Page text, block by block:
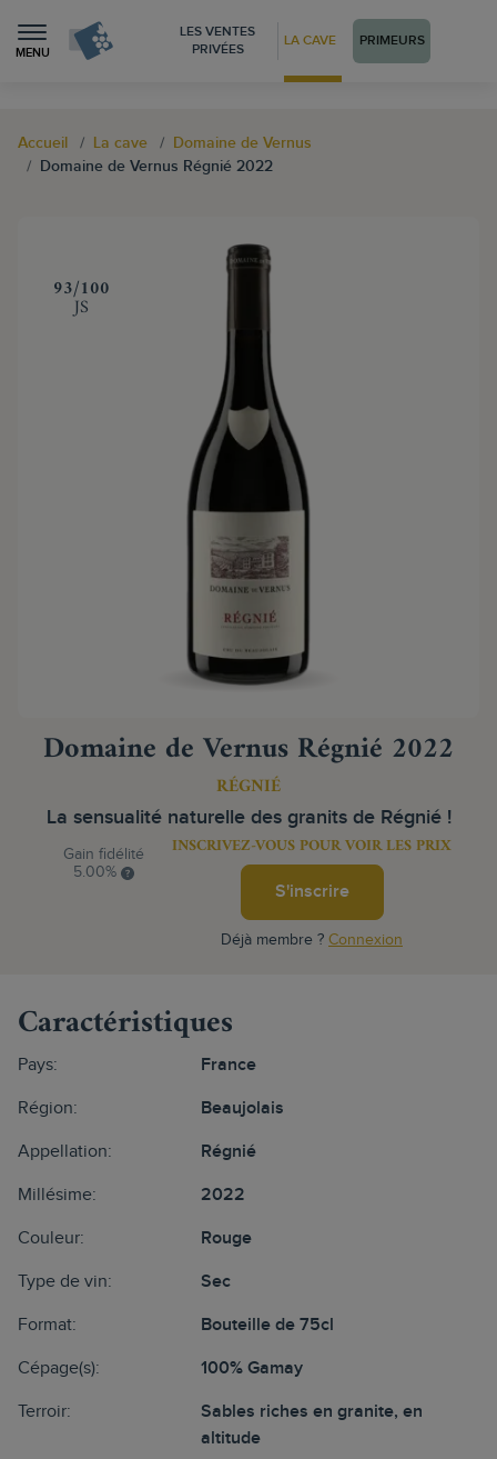
MENU
LES VENTES
PRIVÉES
LA CAVE PRIMEURS
Accueil La cave
Domaine de Vernus
Domaine de Vernus Régnié 2022
‍93/100
JS
Domaine de Vernus Régnié 2022
RÉGNIÉ
La sensualité naturelle des granits de Régnié !
Gain fidélité
5.00%
INSCRIVEZ-VOUS POUR VOIR LES PRIX
S'inscrire
Déjà membre ? Connexion
Caractéristiques
Pays: France
Région: Beaujolais
Appellation: Régnié
Millésime: 2022
Couleur: Rouge
Type de vin: Sec
Format: Bouteille de 75cl
Cépage(s): 100% Gamay
Terroir:
Sables riches en granite, en
altitude